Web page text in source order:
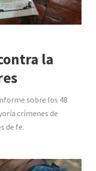
la
sobre los 48
crímenes de
de fe.